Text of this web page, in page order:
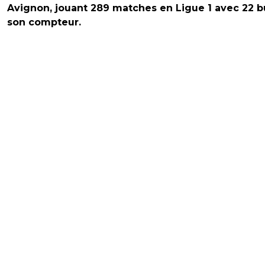
Avignon, jouant 289 matches en Ligue 1 avec 22
son compteur.